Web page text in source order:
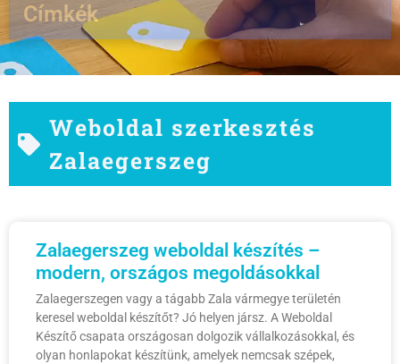
Címkék
Weboldal szerkesztés
Zalaegerszeg
Zalaegerszeg weboldal készítés –
modern, országos megoldásokkal
Zalaegerszegen vagy a tágabb Zala vármegye területén
keresel weboldal készítőt? Jó helyen jársz. A Weboldal
Készítő csapata országosan dolgozik vállalkozásokkal, és
olyan honlapokat készítünk, amelyek nemcsak szépek,